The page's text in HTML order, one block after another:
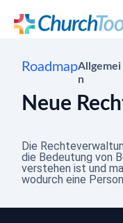
RoadmapAllgemei
n
Neue
Die
die Bedeutung von
verstehen ist und
wodurch eine